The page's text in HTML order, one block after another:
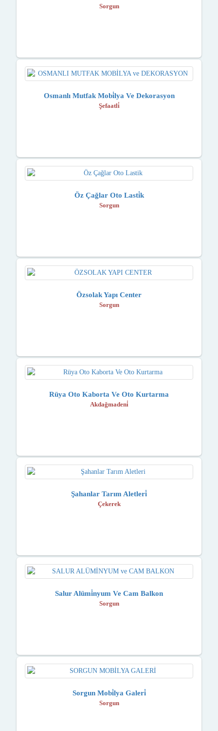
Sorgun
Osmanlı Mutfak Mobi̇lya Ve Dekorasyon
Şefaatli̇
Öz Çağlar Oto Lasti̇k
Sorgun
Özsolak Yapı Center
Sorgun
Rüya Oto Kaborta Ve Oto Kurtarma
Akdağmadeni̇
Şahanlar Tarım Aletleri̇
Çekerek
Salur Alümi̇nyum Ve Cam Balkon
Sorgun
Sorgun Mobi̇lya Galeri̇
Sorgun